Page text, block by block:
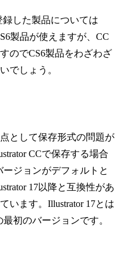
録した製品については
製品が使えますが、CC
のでCS6製品をわざわざ
でしょう。
として保存形式の問題が
CCで保存する場合
ージョンがデフォルトと
17以降と互換性があ
います。Illustrator 17とは
最初のバージョンです。